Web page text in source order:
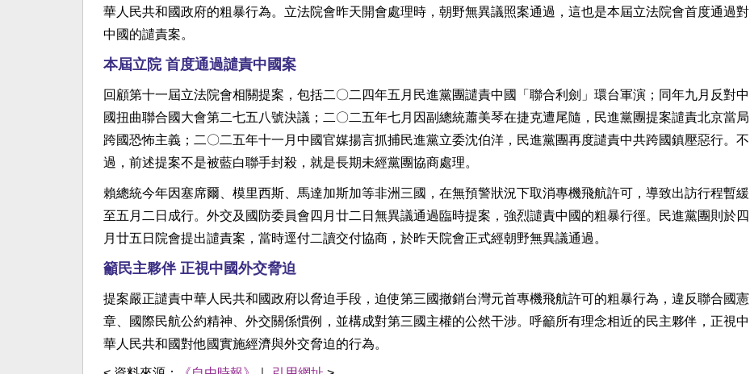
華人民共和國政府的粗暴行為。立法院會昨天開會處理時，朝野無異議照案通過，這也是本屆立法院會首度通過對
中國的譴責案。
本屆立院 首度通過譴責中國案
回顧第十一屆立法院會相關提案，包括二〇二四年五月民進黨團譴責中國「聯合利劍」環台軍演；同年九月反對中
國扭曲聯合國大會第二七五八號決議；二〇二五年七月因副總統蕭美琴在捷克遭尾隨，民進黨團提案譴責北京當局
跨國恐怖主義；二〇二五年十一月中國官媒揚言抓捕民進黨立委沈伯洋，民進黨團再度譴責中共跨國鎮壓惡行。不
過，前述提案不是被藍白聯手封殺，就是長期未經黨團協商處理。
賴總統今年因塞席爾、模里西斯、馬達加斯加等非洲三國，在無預警狀況下取消專機飛航許可，導致出訪行程暫緩
至五月二日成行。外交及國防委員會四月廿二日無異議通過臨時提案，強烈譴責中國的粗暴行徑。民進黨團則於四
月廿五日院會提出譴責案，當時逕付二讀交付協商，於昨天院會正式經朝野無異議通過。
籲民主夥伴 正視中國外交脅迫
提案嚴正譴責中華人民共和國政府以脅迫手段，迫使第三國撤銷台灣元首專機飛航許可的粗暴行為，違反聯合國憲
章、國際民航公約精神、外交關係慣例，並構成對第三國主權的公然干涉。呼籲所有理念相近的民主夥伴，正視中
華人民共和國對他國實施經濟與外交脅迫的行為。